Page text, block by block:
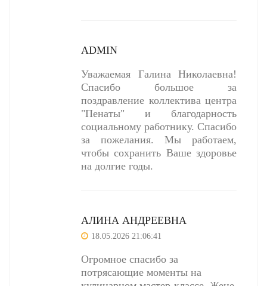
ADMIN
Уважаемая Галина Николаевна!
Спасибо большое за
поздравление коллектива центра
"Пенаты" и благодарность
социальному работнику. Спасибо
за пожелания. Мы работаем,
чтобы сохранить Ваше здоровье
на долгие годы.
АЛИНА АНДРЕЕВНА
18.05.2026 21:06:41
Огромное спасибо за
потрясающие моменты на